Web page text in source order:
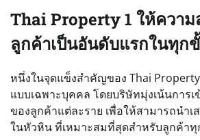
Thai Property 1 ให้ควา
ลูกค้าเป็นอันดับแรกในทุก
หนึ่งในจุดแข็งสำคัญของ Thai
แบบเฉพาะบุคคล โดยบริษัทมุ่งเน้นการเ
ของลูกค้าแต่ละราย เพื่อให้สามารถนำ
ในหัวหิน ที่เหมาะสมที่สุดสำหรับลูกค้า